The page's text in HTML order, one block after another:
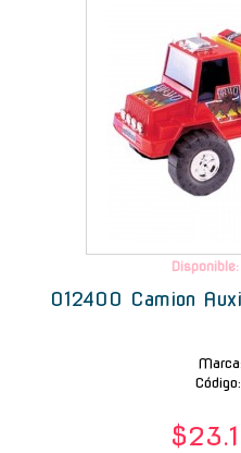
012400 Camion
Marca:
Código: